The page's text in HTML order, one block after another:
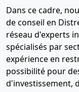
Dans ce cadre,
de conseil en
réseau d'experts
spécialisés par
expérience en
possibilité pour
d'investissement,